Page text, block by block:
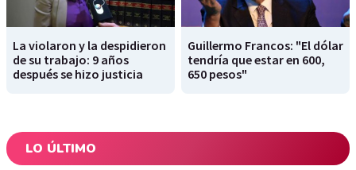
La violaron y la despidieron
de su trabajo: 9 años
después se hizo justicia
Guillermo Francos: "El dólar
tendría que estar en 600,
650 pesos"
LO ÚLTIMO